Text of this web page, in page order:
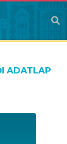
ADATLAP